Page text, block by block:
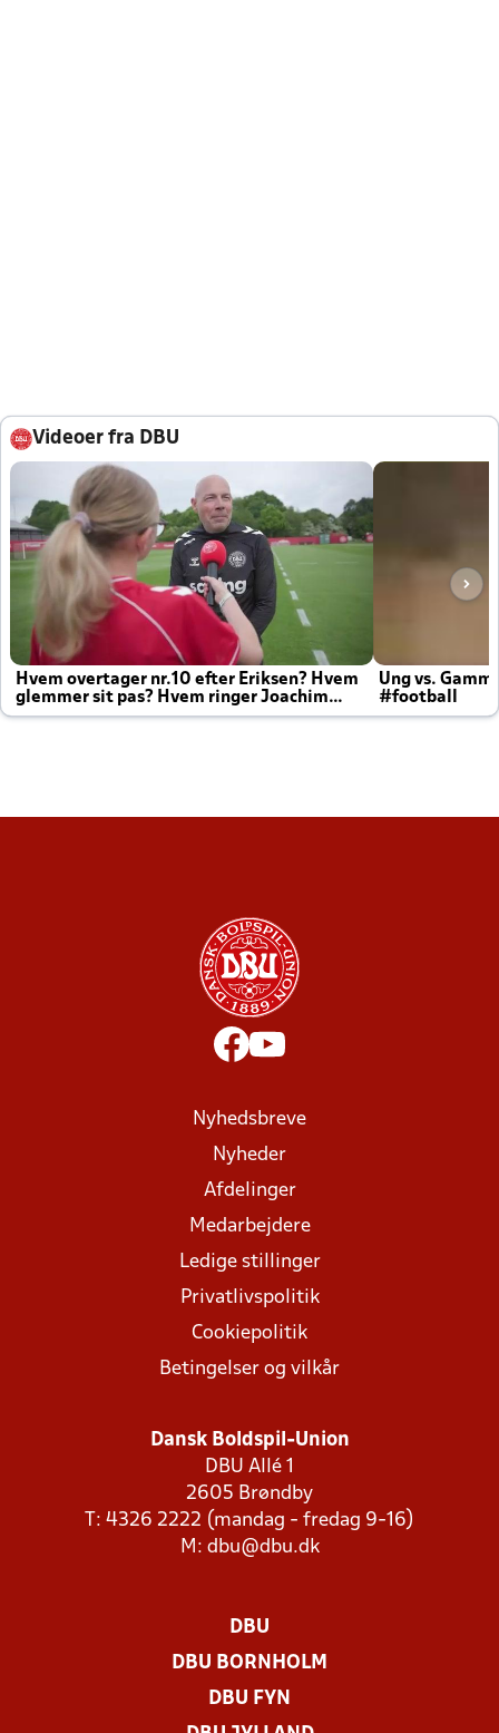
Videoer fra DBU
Hvem overtager nr.10 efter Eriksen? Hvem
glemmer sit pas? Hvem ringer Joachim
altid til efter kampe?
Ung vs.
#football
Nyhedsbreve
Nyheder
Afdelinger
Medarbejdere
Ledige stillinger
Privatlivspolitik
Cookiepolitik
Betingelser og vilkår
Dansk Boldspil-Union
DBU Allé 1
2605 Brøndby
T: 4326 2222 (mandag - fredag 9-16)
M: dbu@dbu.dk
DBU
DBU BORNHOLM
DBU FYN